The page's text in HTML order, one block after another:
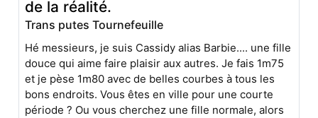
de la réalité.
Trans putes Tournefeuille
Hé messieurs, je suis Cassidy alias Barbie.... une fille
douce qui aime faire plaisir aux autres. Je fais 1m75
et je pèse 1m80 avec de belles courbes à tous les
bons endroits. Vous êtes en ville pour une courte
période ? Ou vous cherchez une fille normale, alors